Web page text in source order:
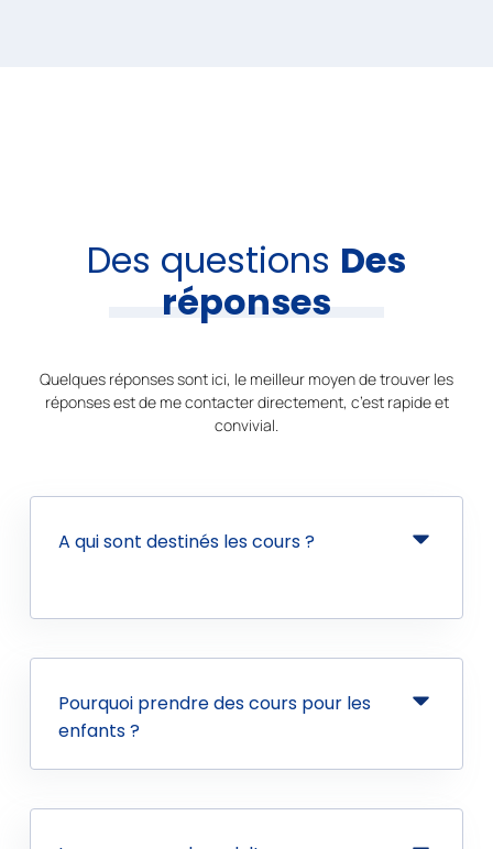
Des questions Des
réponses
Quelques réponses sont ici, le meilleur moyen de trouver les
réponses est de me contacter directement, c’est rapide et
convivial.
A qui sont destinés les cours ?
Pourquoi prendre des cours pour les
enfants ?